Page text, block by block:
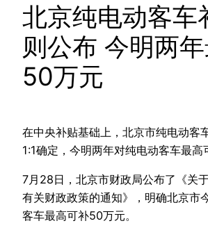
北京纯电动客车
则公布 今明两
50万元
在中央补贴基础上，北京市纯电动客
1:1确定，今明两年对纯电动客车最高
7月28日，北京市财政局公布了《关
有关财政政策的通知》，明确北京市
客车最高可补50万元。